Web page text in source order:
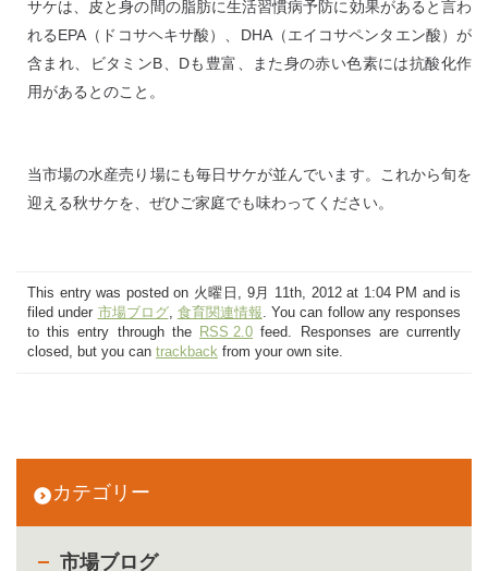
カテゴリー
市場ブログ
サケは、皮と身の間の脂肪に生活習慣病予防に効果があると言わ
れるEPA（ドコサヘキサ酸）、DHA（エイコサペンタエン酸）が
含まれ、ビタミンB、Dも豊富、また身の赤い色素には抗酸化作
用があるとのこと。
当市場の水産売り場にも毎日サケが並んでいます。これから旬を
迎える秋サケを、ぜひご家庭でも味わってください。
This entry was posted on 火曜日, 9月 11th, 2012 at 1:04 PM and is
filed under 市場ブログ, 食育関連情報. You can follow any responses
to this entry through the
RSS 2.0 feed. Responses are currently
closed, but you can trackback from your own site.